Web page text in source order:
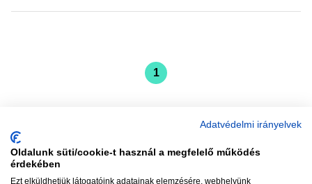
1
Adatvédelmi irányelvek
Oldalunk süti/cookie-t használ a megfelelő működés
érdekében
Ezt elküldhetjük látogatóink adatainak elemzésére, webhelyünk